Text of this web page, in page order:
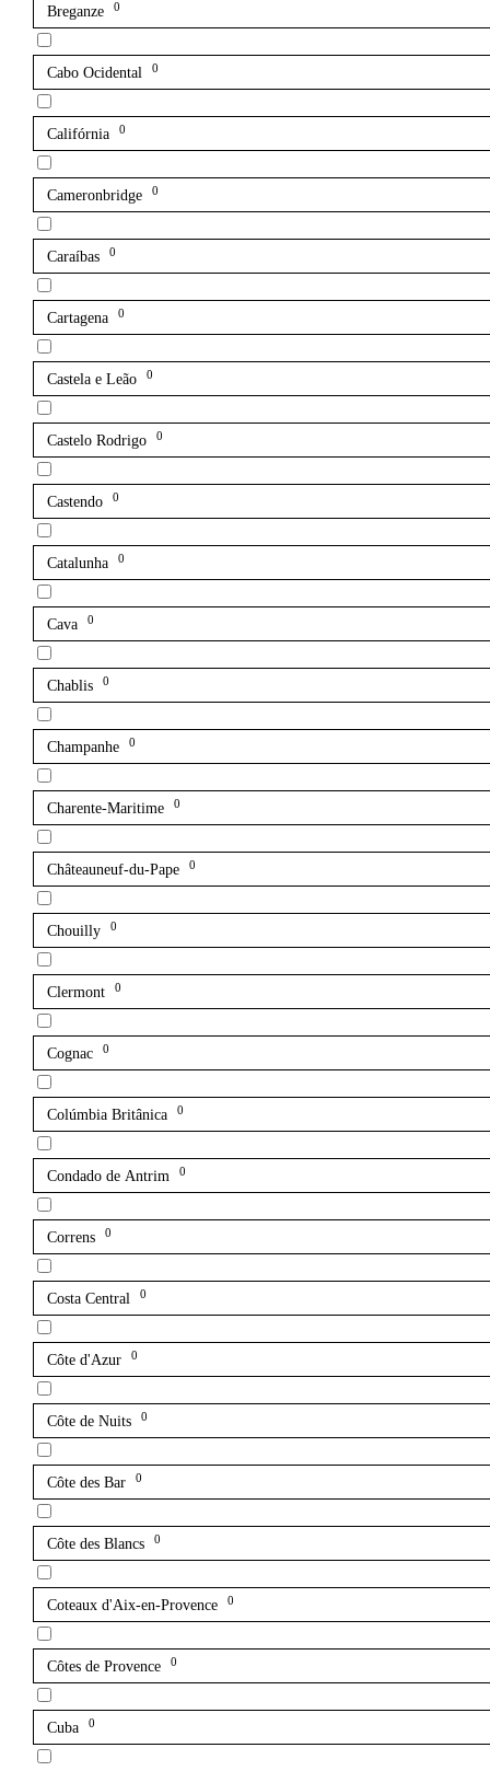
Breganze 0
Cabo Ocidental 0
Califórnia 0
Cameronbridge 0
Caraíbas 0
Cartagena 0
Castela e Leão 0
Castelo Rodrigo 0
Castendo 0
Catalunha 0
Cava 0
Chablis 0
Champanhe 0
Charente-Maritime 0
Châteauneuf-du-Pape 0
Chouilly 0
Clermont 0
Cognac 0
Colúmbia Britânica 0
Condado de Antrim 0
Correns 0
Costa Central 0
Côte d'Azur 0
Côte de Nuits 0
Côte des Bar 0
Côte des Blancs 0
Coteaux d'Aix-en-Provence 0
Côtes de Provence 0
Cuba 0